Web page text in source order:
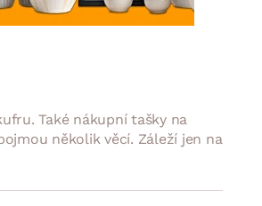
VÁNOCE
Také nákupní tašky na
několik věcí. Záleží jen na